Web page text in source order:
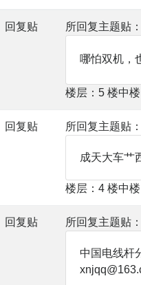
回复贴 所回复主题贴
哪怕双机，
楼层：5 楼中
回复贴 所回复主题贴
成天大车艹
楼层：4 楼中
回复贴 所回复主题贴
中国电线杆